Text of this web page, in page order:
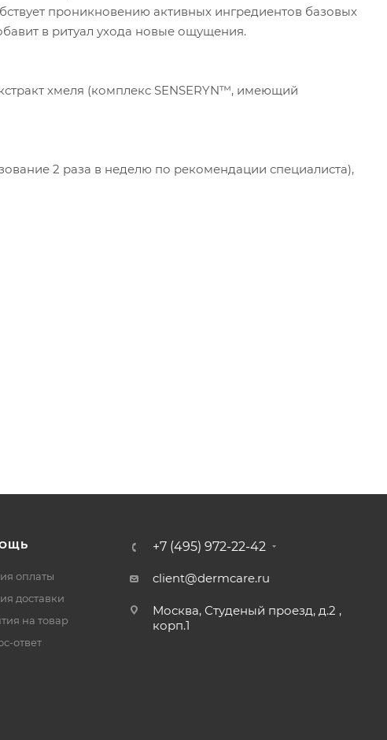
проникновению активных ингредиентов базовых
в ритуал ухода новые ощущения.
хмеля (комплекс SENSERYN™, имеющий
2 раза в неделю по рекомендации специалиста),
оплаты
доставки
на товар
ответ
+7 (495) 972-22-42
client@dermcare.ru
Москва, Студеный проезд, д.2 ,
корп.1